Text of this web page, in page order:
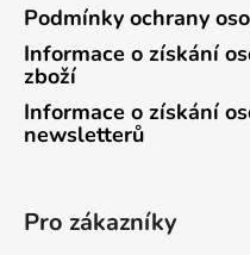
Podmínky ochrany
Informace o získání
zboží
Informace o získání
newsletterů
Pro zákazníky